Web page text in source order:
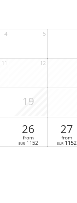
4 5
11 12
19
26
from
EUR 1152
27
from
EUR 1152